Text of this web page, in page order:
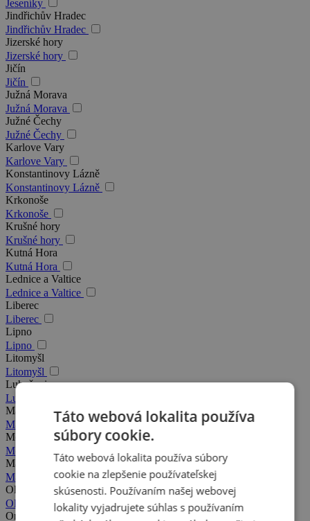
Jeseníky
Jindřichův Hradec
Jindřichův Hradec
Jizerské hory
Jizerské hory
Jičín
Jičín
Južná Morava
Južná Morava
Južné Čechy
Južné Čechy
Karlove Vary
Karlove Vary
Konstantinovy Lázně
Konstantinovy Lázně
Krkonoše
Krkonoše
Krušné hory
Krušné hory
Kutná Hora
Kutná Hora
Lednice a Valtice
Lednice a Valtice
Liberec
Liberec
Lipno
Lipno
Litomyšl
Litomyšl
Luhačovice
Luhačovice
Mariánské Lázně
Mariánské Lázně
Moravský kras
Moravský kras
Máchovo jazero
Máchovo jazero
Olomouc
Olomouc
Orlické hory
Táto webová lokalita používa
súbory cookie.
Táto webová lokalita používa súbory
cookie na zlepšenie používateľskej
skúsenosti. Používaním našej webovej
lokality vyjadrujete súhlas s používaním